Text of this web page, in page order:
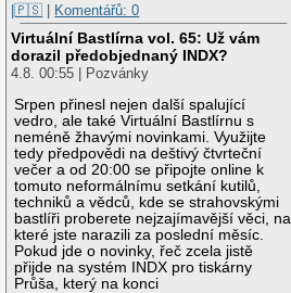
|🇵🇸 | Komentářů: 0
Virtuální Bastlírna vol. 65: Už vám
dorazil předobjednaný INDX?
4.8. 00:55 | Pozvánky
Srpen přinesl nejen další spalující
vedro, ale také Virtuální Bastlírnu s
neméně žhavými novinkami. Využijte
tedy předpovědi na deštivý čtvrteční
večer a od 20:00 se připojte online k
tomuto neformálnímu setkání kutilů,
techniků a vědců, kde se strahovskými
bastlíři proberete nejzajímavější věci, na
které jste narazili za poslední měsíc.
Pokud jde o novinky, řeč zcela jistě
přijde na systém INDX pro tiskárny
Průša, který na konci